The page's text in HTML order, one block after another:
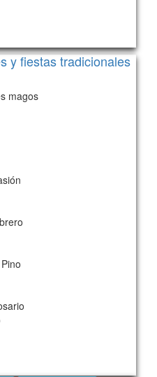
y fiestas tradicionales
magos